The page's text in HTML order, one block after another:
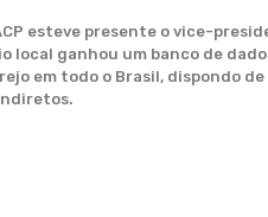
esteve presente o vice-
local ganhou um banco de
em todo o Brasil, dispondo